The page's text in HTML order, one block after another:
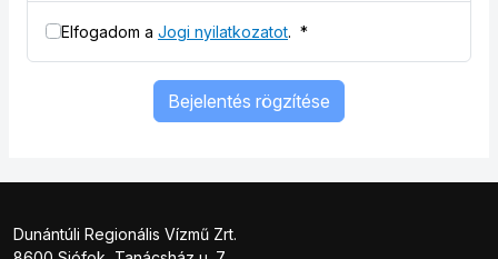
Elfogadom a Jogi nyilatkozatot. *
Bejelentés rögzítése
Dunántúli Regionális Vízmű Zrt.